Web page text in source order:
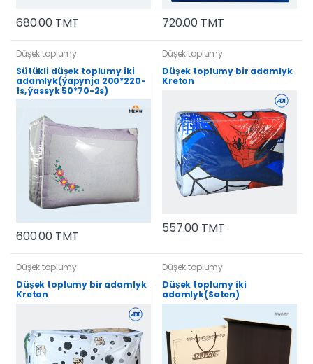
680.00 TMT 720.00 TMT
Düşek toplumy
Sütükli düşek toplumy iki
adamlyk(ýapynja 200*220-
1s, ýassyk 50*70-2s)
600.00 TMT
Düşek toplumy
Düşek toplumy bir adamlyk
Kreton
557.00 TMT
Düşek toplumy
Düşek toplumy bir adamlyk
Kreton
Düşek toplumy
Düşek toplumy iki
adamlyk(Saten)